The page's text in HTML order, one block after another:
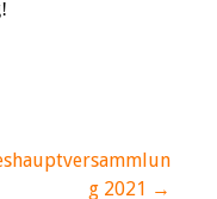
g 2021 →